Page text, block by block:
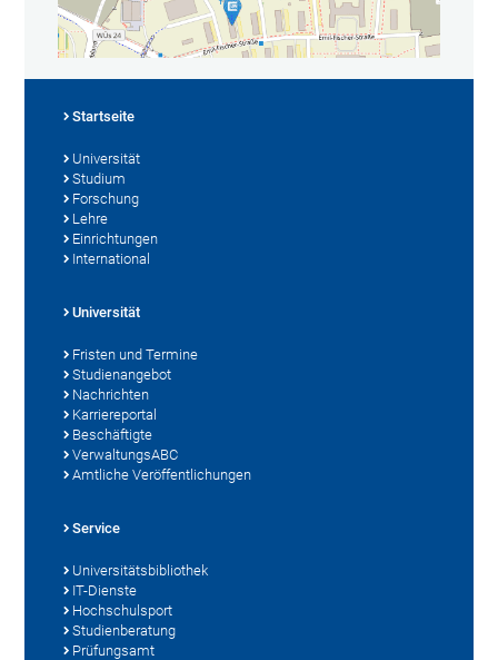
Startseite
Universität
Studium
Forschung
Lehre
Einrichtungen
International
Universität
Fristen und Termine
Studienangebot
Nachrichten
Karriereportal
Beschäftigte
VerwaltungsABC
Amtliche Veröffentlichungen
Service
Universitätsbibliothek
IT-Dienste
Hochschulsport
Studienberatung
Prüfungsamt